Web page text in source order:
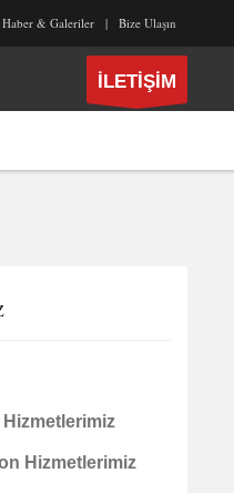
Haber & Galeriler Bize Ulaşın
İLETİŞİM
Hizmetlerimiz